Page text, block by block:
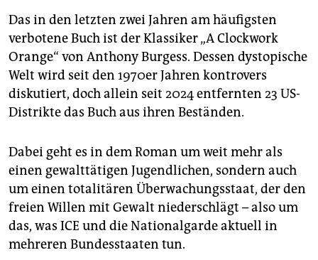
Das in den letzten zwei Jahren am häufigsten
verbotene Buch ist der Klassiker „A Clockwork
Orange“ von Anthony Burgess. Dessen dystopische
Welt wird seit den 1970er Jahren kontrovers
diskutiert, doch allein seit 2024 entfernten 23 US-
Distrikte das Buch aus ihren Beständen.
Dabei geht es in dem Roman um weit mehr als
einen gewalttätigen Jugendlichen, sondern auch
um einen totalitären Überwachungsstaat, der den
freien Willen mit Gewalt niederschlägt – also um
das, was ICE und die Nationalgarde aktuell in
mehreren Bundesstaaten tun.